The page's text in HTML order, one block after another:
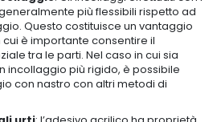
più flessibili rispetto ad
Questo costituisce un vantaggio
è importante consentire il
tra le parti. Nel caso in cui sia
incollaggio più rigido, è possibile
con nastro con altri metodi di